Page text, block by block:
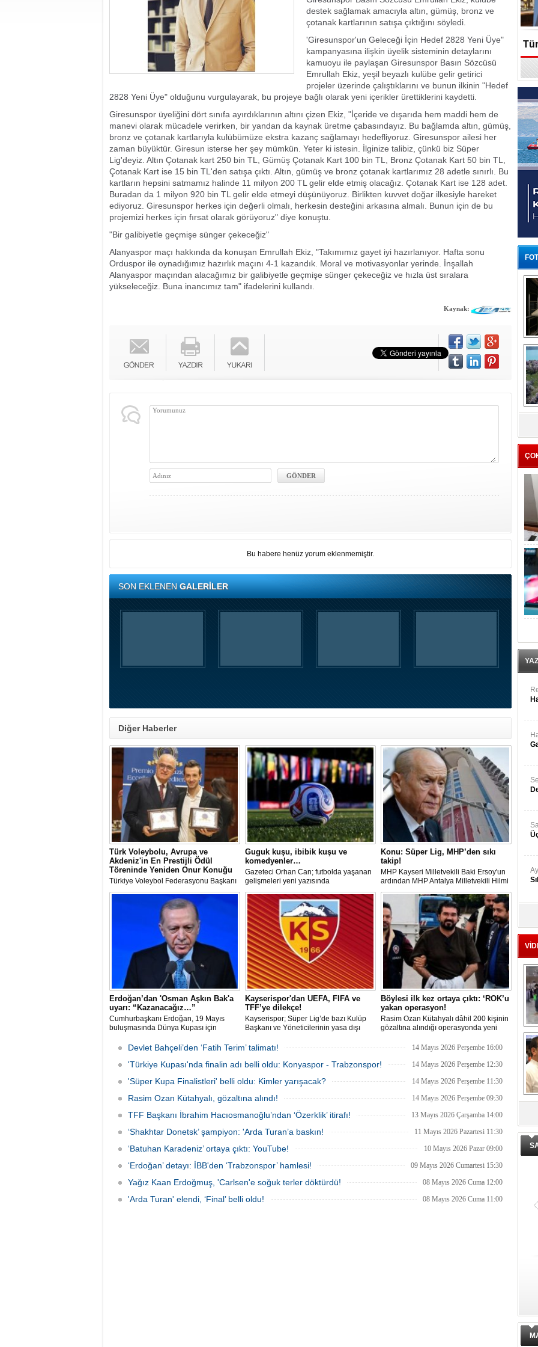
destek sağlamak amacıyla altın, gümüş, bronz ve
çotanak kartlarının satışa çıktığını söyledi.
'Giresunspor'un Geleceği İçin Hedef 2828 Yeni Üye"
kampanyasına ilişkin üyelik sisteminin detaylarını
kamuoyu ile paylaşan Giresunspor Basın Sözcüsü
Emrullah Ekiz, yeşil beyazlı kulübe gelir getirici
projeler üzerinde çalıştıklarını ve bunun ilkinin "Hedef
2828 Yeni Üye" olduğunu vurgulayarak, bu projeye bağlı olarak yeni içerikler ürettiklerini kaydetti.
Giresunspor üyeliğini dört sınıfa ayırdıklarının altını çizen Ekiz, "İçeride ve dışarıda hem maddi hem de
manevi olarak mücadele verirken, bir yandan da kaynak üretme çabasındayız. Bu bağlamda altın, gümüş,
bronz ve çotanak kartlarıyla kulübümüze ekstra kazanç sağlamayı hedefliyoruz. Giresunspor ailesi her
zaman büyüktür. Giresun isterse her şey mümkün. Yeter ki istesin. İlginize talibiz, çünkü biz Süper
Lig'deyiz. Altın Çotanak kart 250 bin TL, Gümüş Çotanak Kart 100 bin TL, Bronz Çotanak Kart 50 bin TL,
Çotanak Kart ise 15 bin TL'den satışa çıktı. Altın, gümüş ve bronz çotanak kartlarımız 28 adetle sınırlı. Bu
kartların hepsini satmamız halinde 11 milyon 200 TL gelir elde etmiş olacağız. Çotanak Kart ise 128 adet.
Buradan da 1 milyon 920 bin TL gelir elde etmeyi düşünüyoruz. Birlikten kuvvet doğar ilkesiyle hareket
ediyoruz. Giresunspor herkes için değerli olmalı, herkesin desteğini arkasına almalı. Bunun için de bu
projemizi herkes için fırsat olarak görüyoruz" diye konuştu.
"Bir galibiyetle geçmişe sünger çekeceğiz"
Alanyaspor maçı hakkında da konuşan Emrullah Ekiz, "Takımımız gayet iyi hazırlanıyor. Hafta sonu
Orduspor ile oynadığımız hazırlık maçını 4-1 kazandık. Moral ve motivasyonlar yerinde. İnşallah
Alanyaspor maçından alacağımız bir galibiyetle geçmişe sünger çekeceğiz ve hızla üst sıralara
yükseleceğiz. Buna inancımız tam" ifadelerini kullandı.
Kaynak:
Bu habere henüz yorum eklenmemiştir.
SON EKLENENGALERİLER
Diğer Haberler
Türk Voleybolu, Avrupa ve
Akdeniz'in En Prestijli Ödül
Töreninde Yeniden Onur Konuğu
Türkiye Voleybol Federasyonu Başkanı
Mehmet Akif Üstündağ ile A Milli Kadın
Voleybol Takımı Başantrenörü Daniele
Santarelli, İtalya'nın başkenti Roma'da
düzenlenecek Euro-Mediterranean
Excellence Award 2026 (Akdeniz
Mükemmeliyet Ödülü) törenine 2. kez
resmi olarak davet edildi.
Guguk kuşu, ibibik kuşu ve
komedyenler…
Gazeteci Orhan Can; futbolda yaşanan
gelişmeleri yeni yazısında
değerlendirdi.
Konu: Süper Lig, MHP’den sıkı
takip!
MHP Kayseri Milletvekili Baki Ersoy'un
ardından MHP Antalya Milletvekili Hilmi
Durgun, Kasımpaşa ve Eyüpspor’un
'Kayyum' yönetimine geçmesini gerekçe
göstererek ligin tescil edilmemesi ve
mevzuatın işletilmesi çağrısı yaptı.
Erdoğan’dan 'Osman Aşkın Bak'a
uyarı: “Kazanacağız…”
Cumhurbaşkanı Erdoğan, 19 Mayıs
buluşmasında Dünya Kupası için
Spor Bakanı Osman Aşkın Bak’a,
"Sürpriz yapabiliriz deme, kazanacağız
diyeceksin" sözleriyle müdahale etti.
Kayserispor'dan UEFA, FIFA ve
TFF’ye dilekçe!
Kayserispor; Süper Lig’de bazı Kulüp
Başkanı ve Yöneticilerinin yasa dışı
ve FIFA’ya resmi dilekçe göndererek
Böylesi ilk kez ortaya çıktı: ‘ROK’u
yakan operasyon!
Rasim Ozan Kütahyalı dâhil 200 kişinin
gözaltına alındığı operasyonda yeni
sistemin nasıl işlediği ve soruşturmayı
Ayrıca böylesi bir yapıya ilk defa
Devlet Bahçeli’den ‘Fatih Terim’ talimatı! 14 Mayıs 2026 Perşembe 16:00
'Türkiye Kupası'nda finalin adı belli oldu: Konyaspor - Trabzonspor! 14 Mayıs 2026 Perşembe 12:30
'Süper Kupa Finalistleri' belli oldu: Kimler yarışacak? 14 Mayıs 2026 Perşembe 11:30
Rasim Ozan Kütahyalı, gözaltına alındı! 14 Mayıs 2026 Perşembe 09:30
TFF Başkanı İbrahim Hacıosmanoğlu’ndan ‘Özerklik’ itirafı! 13 Mayıs 2026 Çarşamba 14:00
‘Shakhtar Donetsk’ şampiyon: 'Arda Turan’a baskın! 11 Mayıs 2026 Pazartesi 11:30
‘Batuhan Karadeniz’ ortaya çıktı: YouTube! 10 Mayıs 2026 Pazar 09:00
‘Erdoğan’ detayı: İBB'den ‘Trabzonspor’ hamlesi! 09 Mayıs 2026 Cumartesi 15:30
Yağız Kaan Erdoğmuş, 'Carlsen'e soğuk terler döktürdü! 08 Mayıs 2026 Cuma 12:00
'Arda Turan' elendi, ‘Final’ belli oldu! 08 Mayıs 2026 Cuma 11:00